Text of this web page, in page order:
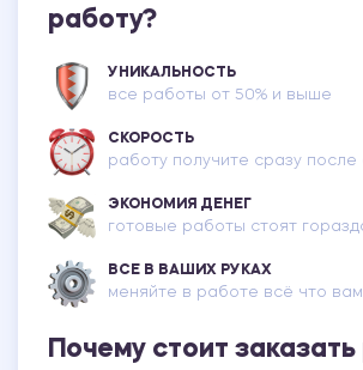
работу?
УНИКАЛЬНОСТЬ
все работы от 50% и выше
СКОРОСТЬ
работу получите сразу после
ЭКОНОМИЯ ДЕНЕГ
готовые работы стоят
ВСЕ В ВАШИХ РУКАХ
меняйте в работе всё что
Почему стоит